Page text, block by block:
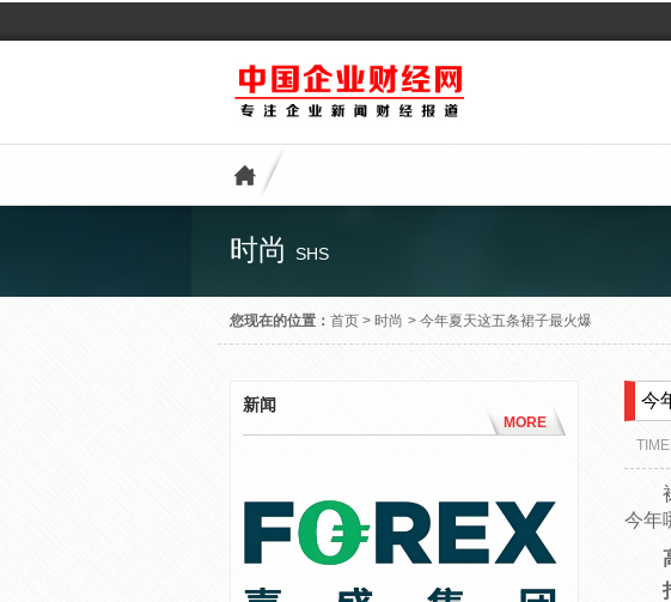
时尚 SHS
您现在的位置： 首页 > 时尚 > 今年夏天这五条裙子最火爆
新闻
MORE
今
今年